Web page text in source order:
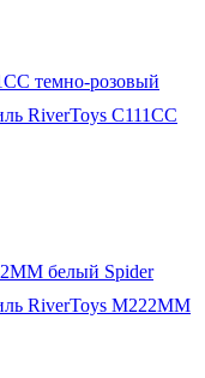
темно-розовый
RiverToys C111CC
белый Spider
RiverToys M222MM